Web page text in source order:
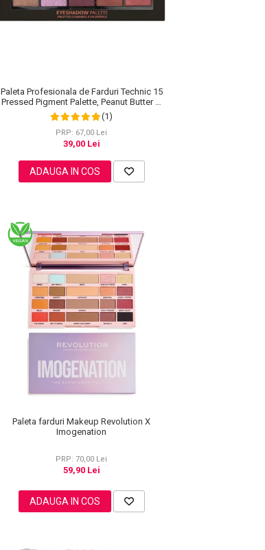
Paleta Profesionala de Farduri Technic 15
Pressed Pigment Palette, Peanut Butter &
Jelly, 15 Culori, 30 g
(1)
PRP: 67,00 Lei
39,00 Lei
ADAUGA IN COS
Paleta farduri Makeup Revolution X
Imogenation
PRP: 70,00 Lei
59,90 Lei
ADAUGA IN COS